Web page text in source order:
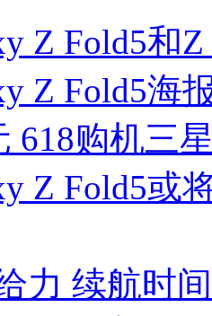
Z Fold5和
Z Fold5海
618购机三
Z Fold5或
力 续航时